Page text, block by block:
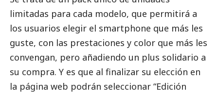
limitadas para cada modelo, que permitirá a
los usuarios elegir el smartphone que más les
guste, con las prestaciones y color que más les
convengan, pero añadiendo un plus solidario a
su compra. Y es que al finalizar su elección en
la página web podrán seleccionar “Edición